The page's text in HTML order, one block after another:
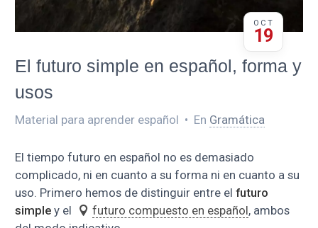
OCT
19
El futuro simple en español, forma y
usos
Material para aprender español • En Gramática
El tiempo futuro en español no es demasiado
complicado, ni en cuanto a su forma ni en cuanto a su
uso. Primero hemos de distinguir entre el futuro
simple y el futuro compuesto en español, ambos